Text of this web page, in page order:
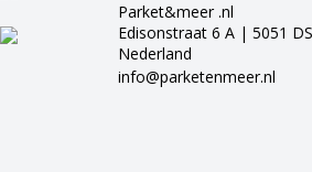
Parket&meer .nl
Edisonstraat 6 A | 5051
Nederland
info@parketenmeer.nl